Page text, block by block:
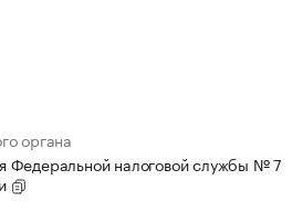
органа
Федеральной налоговой службы № 7